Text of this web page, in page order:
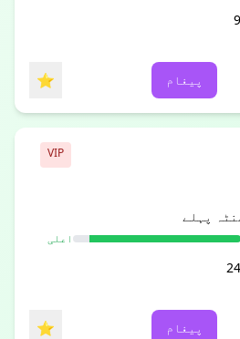
پیغام ⭐
VIP
اعلی
پیغام ⭐